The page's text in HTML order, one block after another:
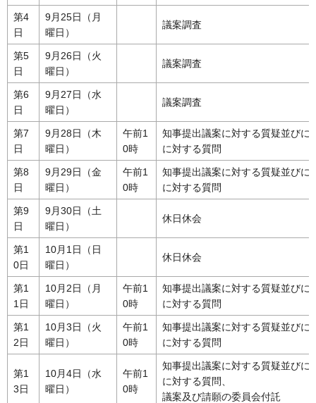
第4
日
9月25日（月
曜日）
議案調査
第5
日
9月26日（火
曜日）
議案調査
第6
日
9月27日（水
曜日）
議案調査
第7
日
9月28日（木
曜日）
午前1
0時
知事提出議案に対する質疑並びに
に対する質問
第8
日
9月29日（金
曜日）
午前1
0時
知事提出議案に対する質疑並びに
に対する質問
第9
日
9月30日（土
曜日）
休日休会
第1
0日
10月1日（日
曜日）
休日休会
第1
1日
10月2日（月
曜日）
午前1
0時
知事提出議案に対する質疑並びに
に対する質問
第1
2日
10月3日（火
曜日）
午前1
0時
知事提出議案に対する質疑並びに
に対する質問
第1
3日
10月4日（水
曜日）
午前1
0時
知事提出議案に対する質疑並びに
に対する質問、
議案及び請願の委員会付託